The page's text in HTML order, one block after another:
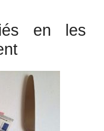
en les